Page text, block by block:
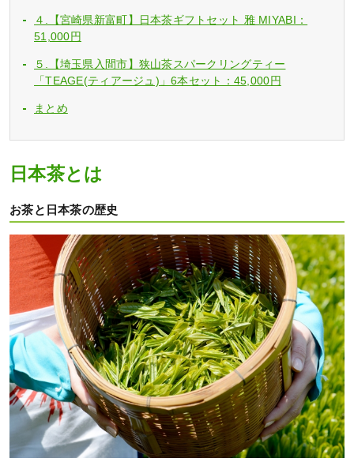
４.【宮崎県新富町】日本茶ギフトセット 雅 MIYABI：
51,000円
５.【埼玉県入間市】狭山茶スパークリングティー
「TEAGE(ティアージュ)」6本セット：45,000円
まとめ
日本茶とは
お茶と日本茶の歴史